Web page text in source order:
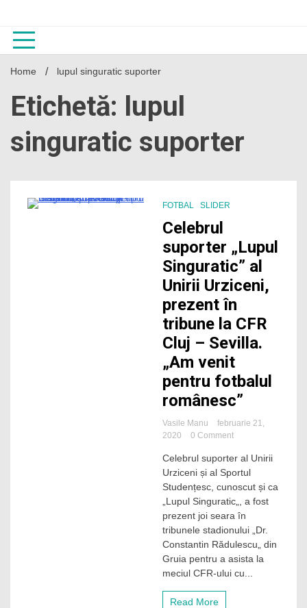
content
Home lupul singuratic suporter
Etichetă: lupul
singuratic suporter
FOTBAL SLIDER
Celebrul
suporter „Lupul
Singuratic” al
Unirii Urziceni,
prezent în
tribune la CFR
Cluj – Sevilla.
„Am venit
pentru fotbalul
românesc”
Vasile Manu
februarie 21,
2020
0 Commenton
suporter
„Lupul
Singuratic”
Unirii
Urziceni,
prezent
în
tribune
la
Celebrul suporter al Unirii
Urziceni și al Sportul
Studențesc, cunoscut și ca
„Lupul Singuratic„, a fost
prezent joi seara în
tribunele stadionului „Dr.
Constantin Rădulescu„ din
Gruia pentru a asista la
meciul CFR-ului cu...
Read More